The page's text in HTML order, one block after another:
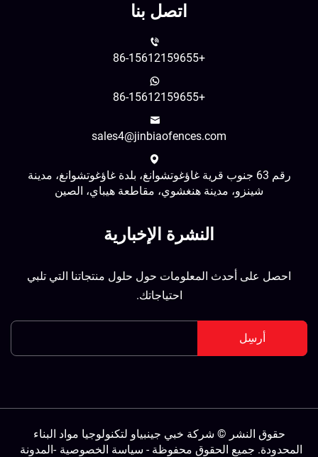
اتصل بنا
sales4@jinbiaofences.com
رقم 63 جنوب قرية غاؤغوتشوانغ، بلدة غاؤغوتشوانغ، مدينة
شينزو، مدينة هنغشوي، مقاطعة هيباي، الصين
النشرة الإخبارية
احصل على أحدث المعلومات حول حلول منتجاتنا التي تلبي
احتياجاتك.
أرسِل
حقوق النشر © شركة خبي جينبياو لتكنولوجيا مواد البناء
جميع الحقوق محفوظة -سياسة الخصوصية -المدونة